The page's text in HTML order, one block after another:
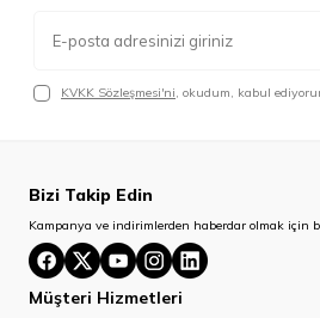
KVKK Sözleşmesi'ni , okudum, kabul
Bizi Takip Edin
Kampanya ve indirimlerden haberdar olmak için
Müşteri Hizmetleri